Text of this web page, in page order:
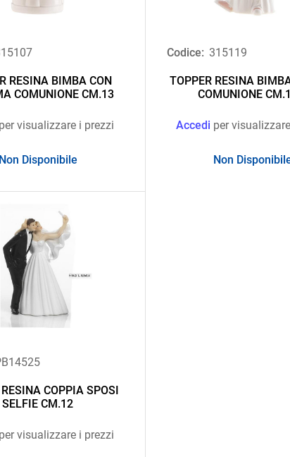
RESINA BIMBA CON
COMUNIONE CM.13
per visualizzare i prezzi
Non Disponibile
Codice: 315119
TOPPER RESINA
COMUNIONE
Accedi per
Non
COPPIA SPOSI
SELFIE CM.12
per visualizzare i prezzi